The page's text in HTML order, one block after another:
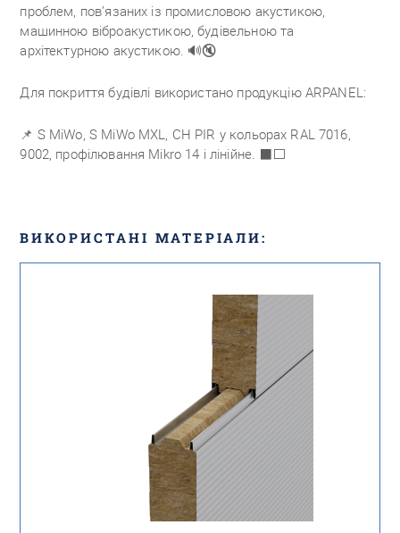
проблем, пов’язаних із промисловою акустикою,
машинною віброакустикою, будівельною та
архітектурною акустикою. 🔊🔇
Для покриття будівлі використано продукцію ARPANEL:
📌 S MiWo, S MiWo MXL, CH PIR у кольорах RAL 7016,
9002, профілювання Mikro 14 i лінійне. ⬛⬜
ВИКОРИСТАНІ МАТЕРІАЛИ: